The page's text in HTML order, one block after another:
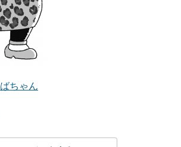
ちゃん